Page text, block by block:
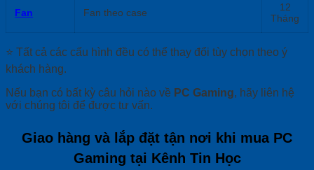
Fan Fan theo case
12
Tháng
⭐ Tất cả các cấu hình đều có thể thay đổi tùy chọn theo ý
khách hàng.
Nếu bạn có bất kỳ câu hỏi nào về PC Gaming, hãy liên hệ
với chúng tôi để được tư vấn.
Giao hàng và lắp đặt tận nơi khi mua PC
Gaming tại Kênh Tin Học